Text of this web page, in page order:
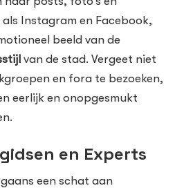
Instagram en Facebook,
beeld van de
van de stad. Vergeet niet
en fora te bezoeken,
eerlijk en onopgesmukt
en Experts
een schat aan